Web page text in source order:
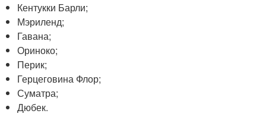
Кентукки Барли;
Мэриленд;
Гавана;
Ориноко;
Перик;
Герцеговина Флор;
Суматра;
Дюбек.